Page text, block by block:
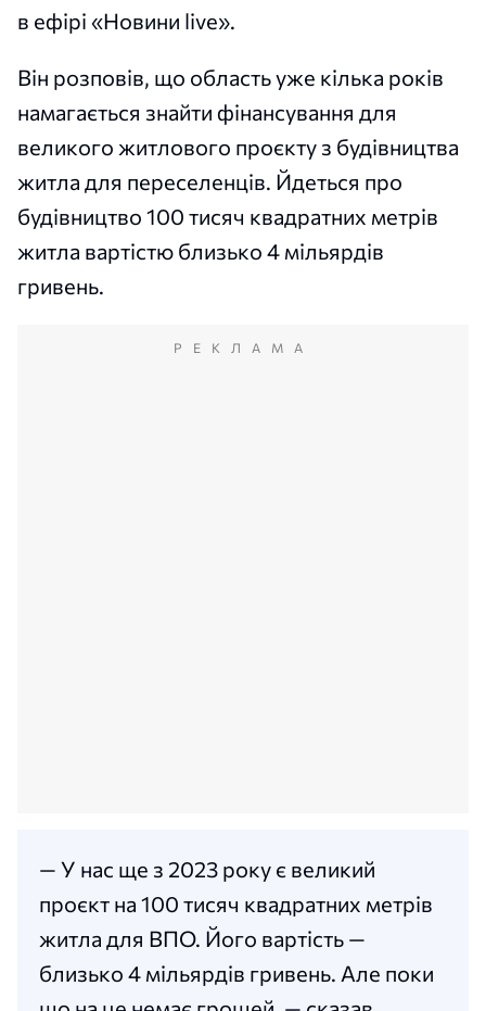
в ефірі «Новини live».
Він розповів, що область уже кілька років
намагається знайти фінансування для
великого житлового проєкту з будівництва
житла для переселенців. Йдеться про
будівництво 100 тисяч квадратних метрів
житла вартістю близько 4 мільярдів
гривень.
РЕКЛАМА
— У нас ще з 2023 року є великий
проєкт на 100 тисяч квадратних метрів
житла для ВПО. Його вартість —
близько 4 мільярдів гривень. Але поки